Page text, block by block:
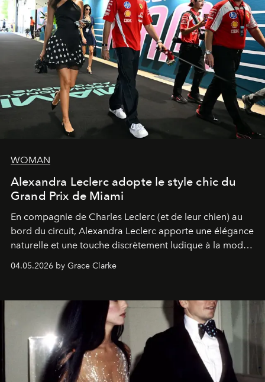
WOMAN
Alexandra Leclerc adopte le style chic du
Grand Prix de Miami
En compagnie de Charles Leclerc (et de leur chien) au
bord du circuit, Alexandra Leclerc apporte une élégance
naturelle et une touche discrètement ludique à la mode
de la Formule 1.
04.05.2026 by Grace Clarke